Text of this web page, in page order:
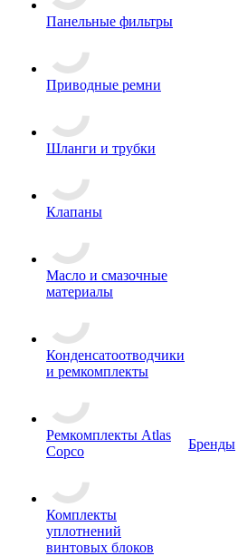
Панельные фильтры
Приводные ремни
Шланги и трубки
Клапаны
Масло и смазочные
материалы
Конденсатоотводчики
и ремкомплекты
Ремкомплекты Atlas
Copco
Комплекты
уплотнений
винтовых блоков
Бренды